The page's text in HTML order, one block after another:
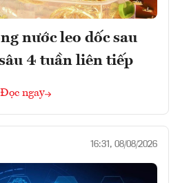
nước leo dốc sau
4 tuần liên tiếp
Đọc ngay
16:31, 08/08/2026